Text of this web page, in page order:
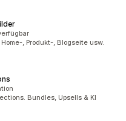
, Produkt-, Blogseite usw.
Bundles, Upsells & KI